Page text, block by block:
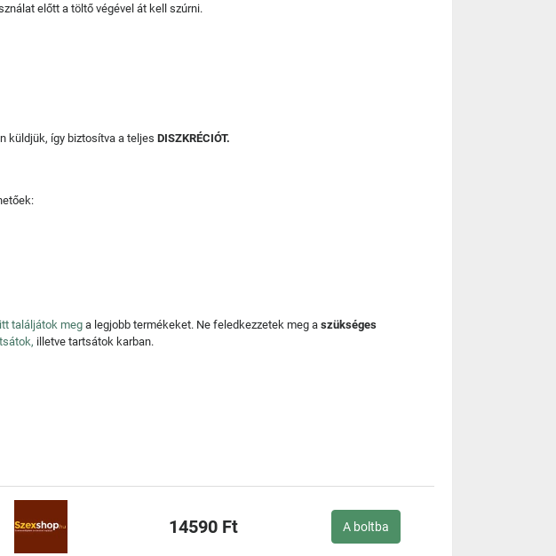
előtt a töltő végével át kell szúrni.
küldjük, így biztosítva a teljes DISZKRÉCIÓT.
itt találjátok meg a legjobb termékeket. Ne feledkezzetek meg a szükséges
illetve tartsátok karban.
14590 Ft A boltba